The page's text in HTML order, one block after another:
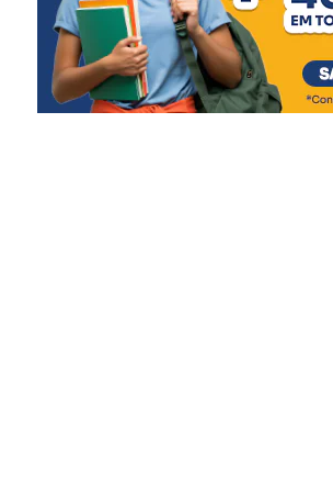
Matias Velho, com valores de R$ 62
milhões, respectivamente. As casas de
tiveram seu funcionamento
enchente, receberão R$ 78,7 milhões
estruturais, eletromecânicas e de
Rios retornando à normalidade:
Taquari (Santa Tereza a Bom
Declínio dos níveis até o retorno
com pequenas elevações em
das últimas 24h.